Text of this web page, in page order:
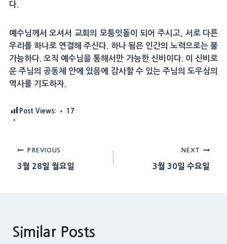
다.
예수님께서 오셔서 교회의 모퉁잇돌이 되어 주시고, 서로 다른
우리를 하나로 연결해 주신다. 하나 됨은 인간의 노력으로는 불
가능하다. 오직 예수님을 통해서만 가능한 신비이다. 이 신비로
운 주님의 공동체 안에 있음에 감사할 수 있는 주님의 도우심의
역사를 기도하자.
Post Views: 17
Post
navigation
PREVIOUS
3월 28일 월요일
NEXT
3월 30일 수요일
Similar Posts